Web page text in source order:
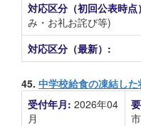
対応区分（初回公表時
み・お礼お詫び等)
対応区分（最新）:
45. 中学校給食の凍結し
受付年月: 2026年04
月
市